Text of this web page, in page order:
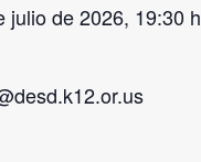
julio de 2026, 19:30 h